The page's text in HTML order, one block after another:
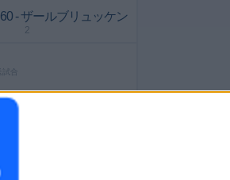
- ザールブリュッケン
2
試合
ハイム
PPV
数